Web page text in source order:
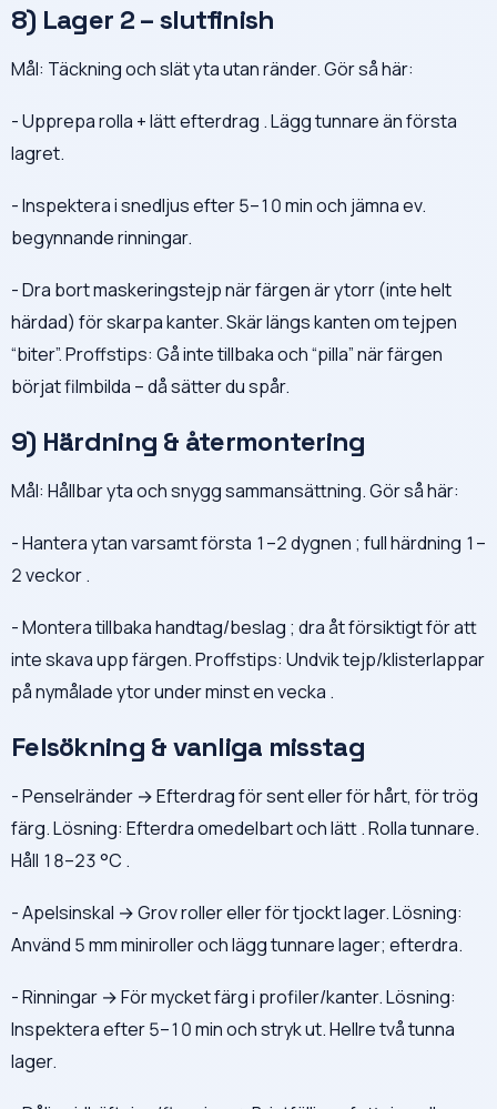
8) Lager 2 – slutfinish
Mål: Täckning och slät yta utan ränder. Gör så här:
- Upprepa rolla + lätt efterdrag . Lägg tunnare än första
lagret.
- Inspektera i snedljus efter 5–10 min och jämna ev.
begynnande rinningar.
- Dra bort maskeringstejp när färgen är ytorr (inte helt
härdad) för skarpa kanter. Skär längs kanten om tejpen
“biter”. Proffstips: Gå inte tillbaka och “pilla” när färgen
börjat filmbilda – då sätter du spår.
9) Härdning & återmontering
Mål: Hållbar yta och snygg sammansättning. Gör så här:
- Hantera ytan varsamt första 1–2 dygnen ; full härdning 1–
2 veckor .
- Montera tillbaka handtag/beslag ; dra åt försiktigt för att
inte skava upp färgen. Proffstips: Undvik tejp/klisterlappar
på nymålade ytor under minst en vecka .
Felsökning & vanliga misstag
- Penselränder → Efterdrag för sent eller för hårt, för trög
färg. Lösning: Efterdra omedelbart och lätt . Rolla tunnare.
Håll 18–23 °C .
- Apelsinskal → Grov roller eller för tjockt lager. Lösning:
Använd 5 mm miniroller och lägg tunnare lager; efterdra.
- Rinningar → För mycket färg i profiler/kanter. Lösning:
Inspektera efter 5–10 min och stryk ut. Hellre två tunna
lager.